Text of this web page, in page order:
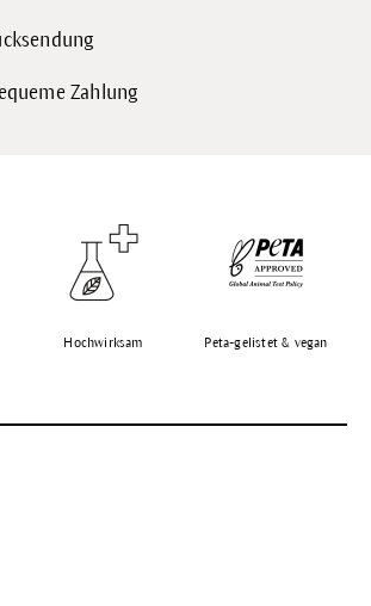
Zahlung
Hochwirksam Peta-gelistet & vegan